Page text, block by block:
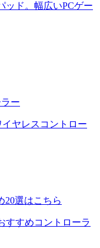
ッド。幅広いPCゲー
ー
ヤレスコントロー
20選はこちら
すすめコントローラ